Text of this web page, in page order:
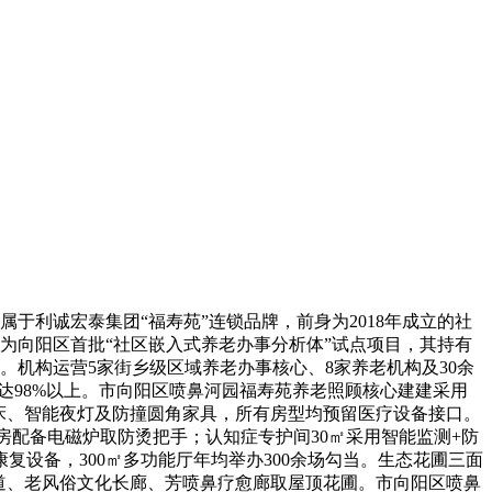
于利诚宏泰集团“福寿苑”连锁品牌，前身为2018年成立的社
向阳区首批“社区嵌入式养老办事分析体”试点项目，其持有
机构运营5家街乡级区域养老办事核心、8家养老机构及30余
以上。市向阳区喷鼻河园福寿苑养老照顾核心建建采用
智能夜灯及防撞圆角家具，所有房型均预留医疗设备接口。
备电磁炉取防烫把手；认知症专护间30㎡采用智能监测+防
设备，300㎡多功能厅年均举办300余场勾当。生态花圃三面
老风俗文化长廊、芳喷鼻疗愈廊取屋顶花圃。市向阳区喷鼻